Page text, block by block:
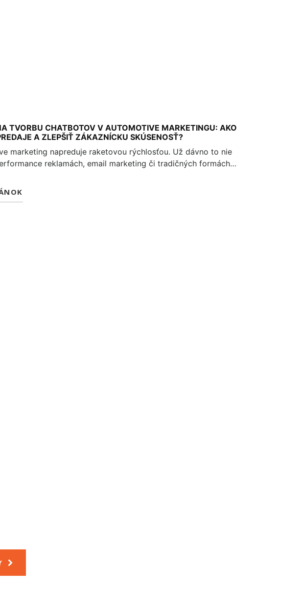
TVORBU CHATBOTOV V AUTOMOTIVE MARKETINGU: AKO
A ZLEPŠIŤ ZÁKAZNÍCKU SKÚSENOSŤ?
marketing napreduje raketovou rýchlosťou. Už dávno to nie
reklamách, email marketing či tradičných formách…